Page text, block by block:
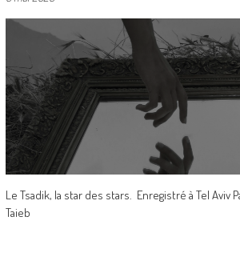
Le Tsadik, la star des stars. Enregistré à Tel Aviv
Taieb